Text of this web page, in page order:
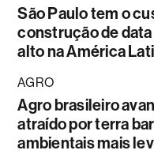
São Paulo tem o
construção de
alto na América
AGRO
Agro brasileiro
atraído por terra
ambientais mais